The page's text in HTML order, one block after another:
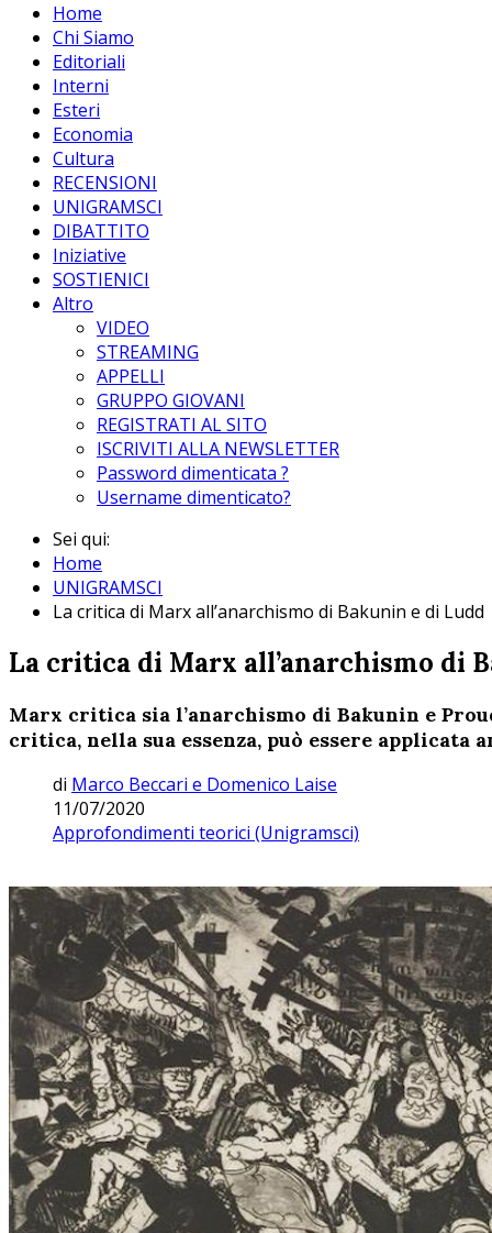
Home
Chi Siamo
Editoriali
Interni
Esteri
Economia
Cultura
RECENSIONI
UNIGRAMSCI
DIBATTITO
Iniziative
SOSTIENICI
Altro
VIDEO
STREAMING
APPELLI
GRUPPO GIOVANI
REGISTRATI AL SITO
ISCRIVITI ALLA NEWSLETTER
Password dimenticata ?
Username dimenticato?
Sei qui:
Home
UNIGRAMSCI
La critica di Marx all’anarchismo di Bakunin e di Ludd
La critica di Marx all’anarchismo di
Marx critica sia l’anarchismo di Bakunin e
critica, nella sua essenza, può essere
di Marco Beccari e Domenico Laise
11/07/2020
Approfondimenti teorici (Unigramsci)